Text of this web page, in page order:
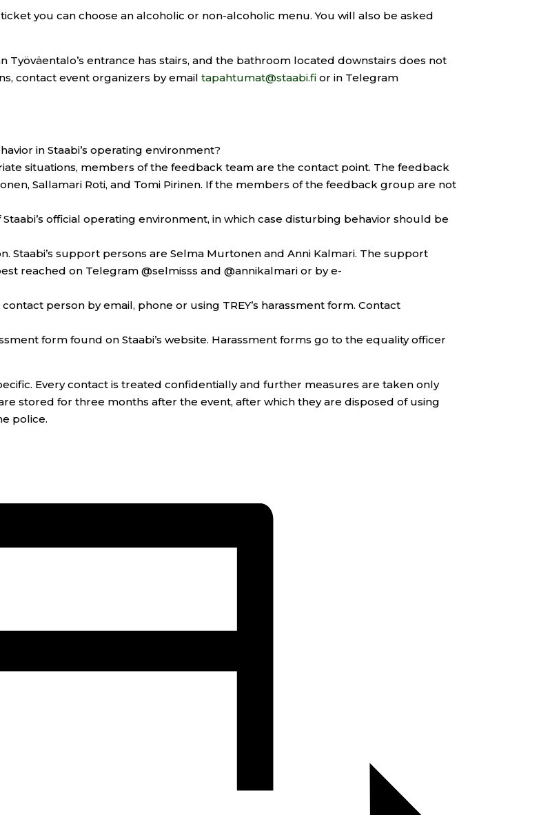
you can choose an alcoholic or non-alcoholic menu. You will also be asked
entrance has stairs, and the bathroom located downstairs does not
contact event organizers by emailtapahtumat@staabi.fi or in Telegram
in Staabi’s operating environment?
situations, members of the feedback team are the contact point. The feedback
Sallamari Roti, and Tomi Pirinen. If the members of the feedback group are not
official operating environment, in which case disturbing behavior should be
Staabi’s support persons are Selma Murtonen and Anni Kalmari. The support
reached on Telegram @selmisss and @annikalmari or by e-
person by email, phone or using TREY’s harassment form. Contact
form found on Staabi’s website. Harassment forms go to the equality officer
Every contact is treated confidentially and further measures are taken only
stored for three months after the event, after which they are disposed of using
police.